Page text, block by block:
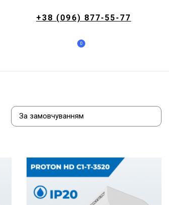
+38 (096) 877-55-77
0